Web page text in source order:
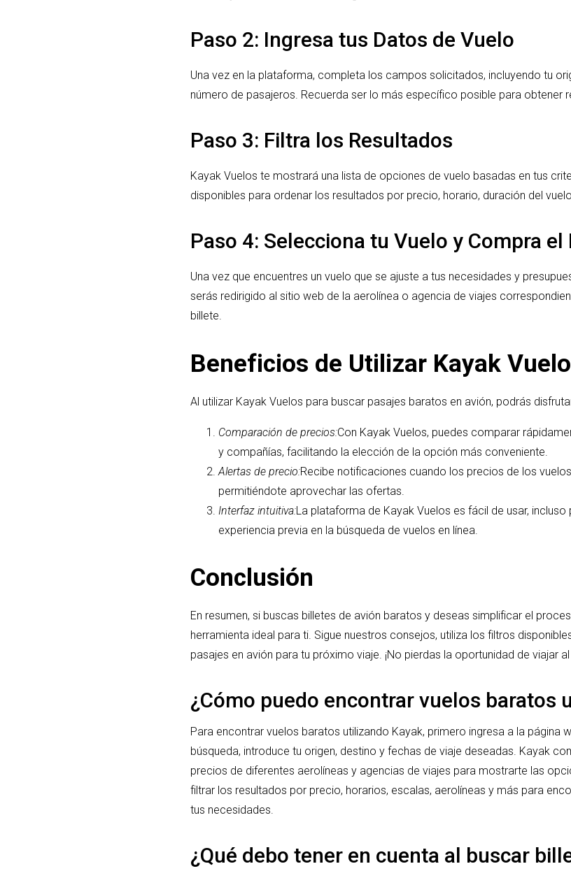
Paso 2: Ingresa tus Datos de Vuelo
Una vez en la plataforma, completa los campos solicitados, incluyendo tu
número de pasajeros. Recuerda ser lo más específico posible para obtener
Paso 3: Filtra los Resultados
Kayak Vuelos te mostrará una lista de opciones de vuelo basadas en tus
disponibles para ordenar los resultados por precio, horario, duración del
Paso 4: Selecciona tu Vuelo y Compra el
Una vez que encuentres un vuelo que se ajuste a tus necesidades y
serás redirigido al sitio web de la aerolínea o agencia de viajes
billete.
Beneficios de Utilizar Kayak
Al utilizar Kayak Vuelos para buscar pasajes baratos en avión, podrás
Comparación de precios:Con Kayak Vuelos, puedes comparar
y compañías, facilitando la elección de la opción más conveniente.
Alertas de precio:Recibe notificaciones cuando los precios de los
permitiéndote aprovechar las ofertas.
Interfaz intuitiva:La plataforma de Kayak Vuelos es fácil de usar, incluso
experiencia previa en la búsqueda de vuelos en línea.
Conclusión
En resumen, si buscas billetes de avión baratos y deseas simplificar el
herramienta ideal para ti. Sigue nuestros consejos, utiliza los filtros
pasajes en avión para tu próximo viaje. ¡No pierdas la oportunidad de viajar
¿Cómo puedo encontrar vuelos baratos
Para encontrar vuelos baratos utilizando Kayak, primero ingresa a la página
búsqueda, introduce tu origen, destino y fechas de viaje deseadas. Kayak
precios de diferentes aerolíneas y agencias de viajes para mostrarte las
filtrar los resultados por precio, horarios, escalas, aerolíneas y más para
tus necesidades.
¿Qué debo tener en cuenta al buscar